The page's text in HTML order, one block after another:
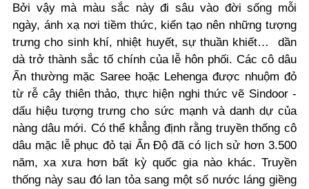
Bởi vậy mà màu sắc này đi sâu vào đời sống mỗi
ngày, ánh xạ nơi tiềm thức, kiến tạo nên những tượng
trưng cho sinh khí, nhiệt huyết, sự thuần khiết… dần
dà trở thành sắc tố chính của lễ hôn phối. Các cô dâu
Ấn thường mặc Saree hoặc Lehenga được nhuộm đỏ
từ rễ cây thiên thảo, thực hiện nghi thức vẽ Sindoor -
dấu hiệu tượng trưng cho sức mạnh và danh dự của
nàng dâu mới. Có thể khẳng định rằng truyền thống cô
dâu mặc lễ phục đỏ tại Ấn Độ đã có lịch sử hơn 3.500
năm, xa xưa hơn bất kỳ quốc gia nào khác. Truyền
thống này sau đó lan tỏa sang một số nước láng giềng